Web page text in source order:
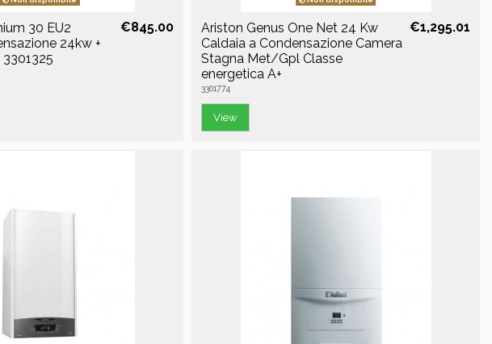
30 EU2
24kw +
€845.00
Ariston Genus One Net 24 Kw
Caldaia a Condensazione Camera
Stagna Met/Gpl Classe
energetica A+
3301774
€1,295.01
View